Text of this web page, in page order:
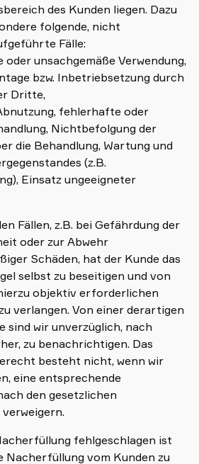
des Kunden liegen. Dazu
folgende, nicht
Fälle:
unsachgemäße Verwendung,
bzw. Inbetriebsetzung durch
Dritte,
fehlerhafte oder
Nichtbefolgung der
die Behandlung, Wartung und
(z.B.
Einsatz ungeeigneter
Fällen, z.B. bei Gefährdung der
oder zur Abwehr
Schäden, hat der Kunde das
selbst zu beseitigen und von
objektiv erforderlichen
verlangen. Von einer derartigen
sind wir unverzüglich, nach
zu benachrichtigen. Das
besteht nicht, wenn wir
eine entsprechende
den gesetzlichen
fehlgeschlagen ist
Nacherfüllung vom Kunden zu